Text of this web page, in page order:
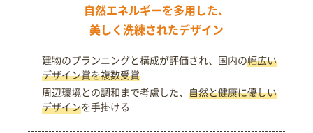
自然エネルギーを多用した、
美しく洗練されたデザイン
建物のプランニングと構成が評価され、国内の幅広い
デザイン賞を複数受賞
周辺環境との調和まで考慮した、 自然と健康に優しい
デザインを手掛ける